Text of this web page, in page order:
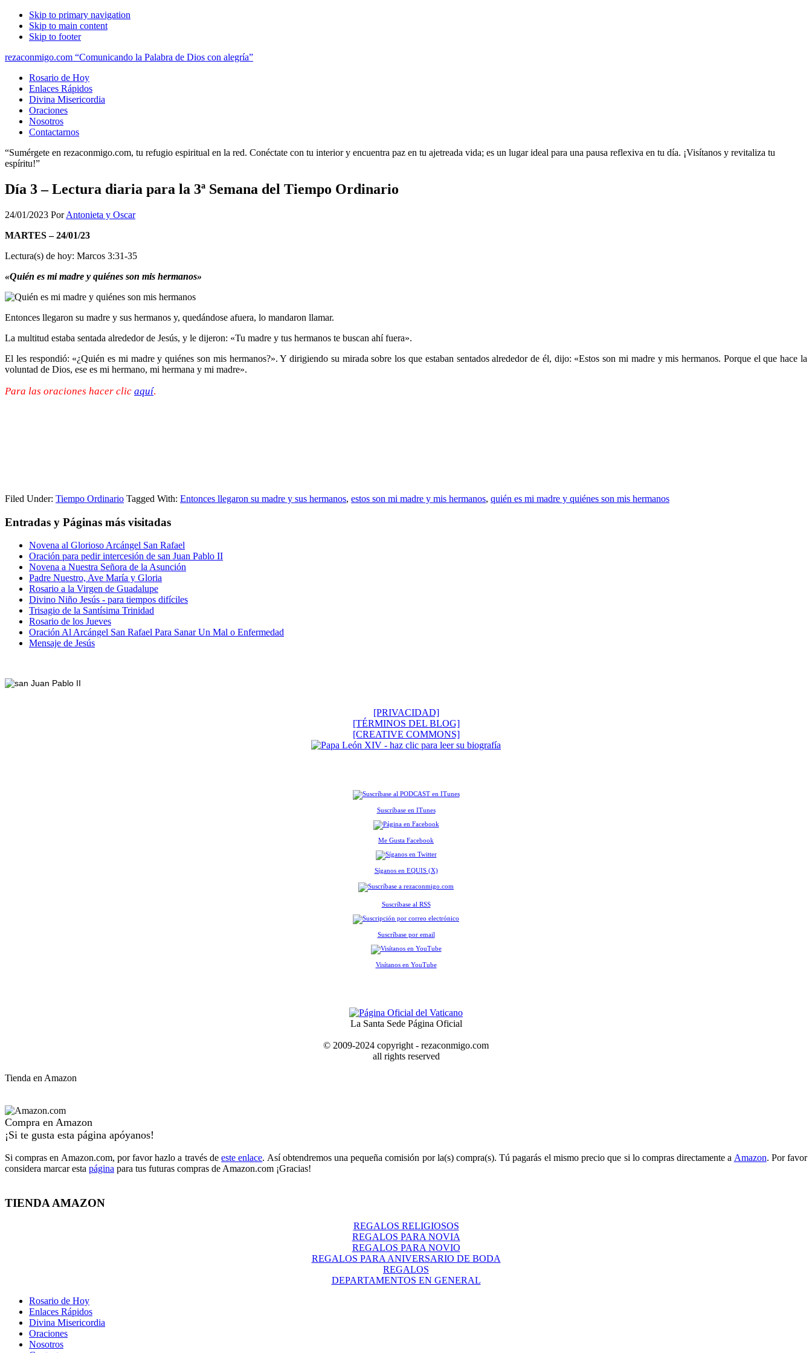
Skip to primary navigation
Skip to main content
Skip to footer
rezaconmigo.com “Comunicando la Palabra de Dios con alegría”
Rosario de Hoy
Enlaces Rápidos
Divina Misericordia
Oraciones
Nosotros
Contactarnos
“Sumérgete en rezaconmigo.com, tu refugio espiritual en la red. Conéctate con tu interior y encuentra paz en tu ajetreada vida; es un lugar ideal para una pausa reflexiva en tu día. ¡Visítanos y revitaliza tu
espíritu!”
Día 3 – Lectura diaria para la 3ª Semana del Tiempo Ordinario
24/01/2023 PorAntonieta y Oscar
MARTES – 24/01/23
Lectura(s) de hoy: Marcos 3:31-35
«Quién es mi madre y quiénes son mis hermanos»
Entonces llegaron su madre y sus hermanos y, quedándose afuera, lo mandaron llamar.
La multitud estaba sentada alrededor de Jesús, y le dijeron: «Tu madre y tus hermanos te buscan ahí fuera».
El les respondió: «¿Quién es mi madre y quiénes son mis hermanos?». Y dirigiendo su mirada sobre los que estaban sentados alrededor de él, dijo: «Estos son mi madre y mis hermanos. Porque el que hace la
voluntad de Dios, ese es mi hermano, mi hermana y mi madre».
Para las oraciones hacer clic aquí.
Filed Under: Tiempo Ordinario Tagged With: Entonces llegaron su madre y sus hermanos, estos son mi madre y mis hermanos, quién es mi madre y quiénes son mis hermanos
Entradas y Páginas más visitadas
Novena al Glorioso Arcángel San Rafael
Oración para pedir intercesión de san Juan Pablo II
Novena a Nuestra Señora de la Asunción
Padre Nuestro, Ave María y Gloria
Rosario a la Virgen de Guadalupe
Divino Niño Jesús - para tiempos difíciles
Trisagio de la Santísima Trinidad
Rosario de los Jueves
Oración Al Arcángel San Rafael Para Sanar Un Mal o Enfermedad
Mensaje de Jesús
[PRIVACIDAD]
[TÉRMINOS DEL BLOG]
[CREATIVE COMMONS]
Suscríbase en ITunes
Me Gusta Facebook
Síganos en EQUIS (X)
Suscríbase al RSS
Suscríbase por email
Visítanos en YouTube
La Santa Sede Página Oficial
© 2009-2024 copyright - rezaconmigo.com
all rights reserved
Tienda en Amazon
Compra en Amazon
¡Si te gusta esta página apóyanos!
Si compras en Amazon.com, por favor hazlo a través deeste enlace. Así obtendremos una pequeña comisión por la(s) compra(s). Tú pagarás el mismo precio que si lo compras directamente a Amazon. Por favor
considera marcar esta página para tus futuras compras de Amazon.com ¡Gracias!
TIENDA AMAZON
REGALOS RELIGIOSOS
REGALOS PARA NOVIA
REGALOS PARA NOVIO
REGALOS PARA ANIVERSARIO DE BODA
REGALOS
DEPARTAMENTOS EN GENERAL
Rosario de Hoy
Enlaces Rápidos
Divina Misericordia
Oraciones
Nosotros